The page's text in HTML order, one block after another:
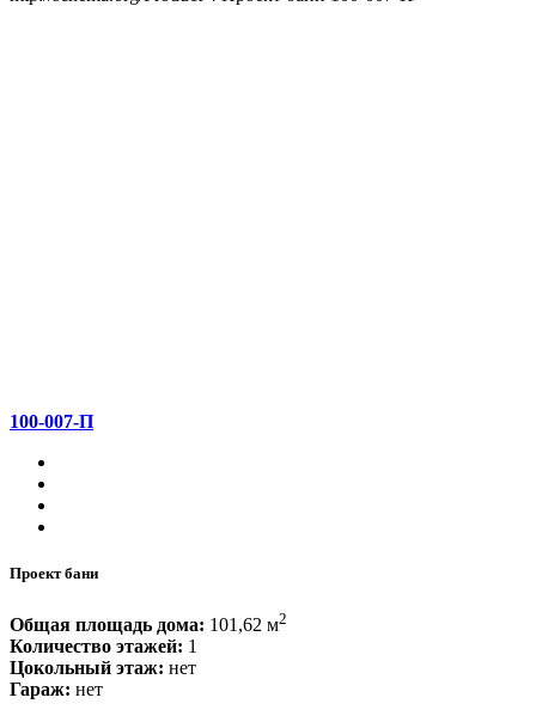
100-007-П
Проект бани
Общая площадь дома: 101,62 м2
Количество этажей: 1
Цокольный этаж: нет
Гараж: нет